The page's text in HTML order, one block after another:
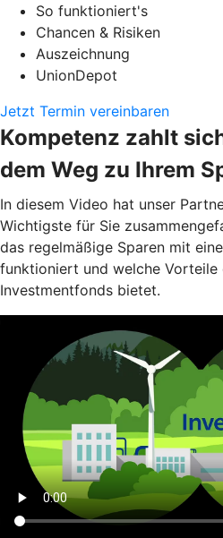
So funktioniert's
Chancen & Risiken
Auszeichnung
UnionDepot
Jetzt Termin vereinbaren
Kompetenz zahlt
dem Weg zu Ihrem
In diesem Video hat unser
Wichtigste für Sie
das regelmäßige Sparen mit
funktioniert und welche Vorteile
Investmentfonds bietet.